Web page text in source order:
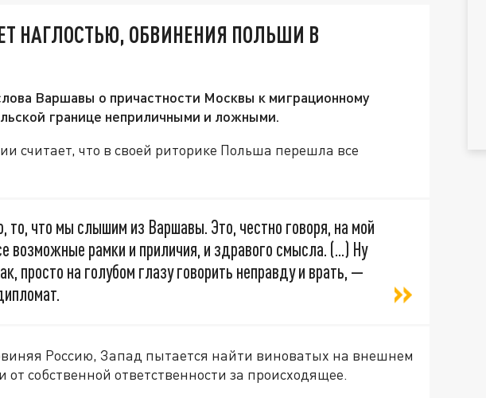
НАГЛОСТЬЮ, ОБВИНЕНИЯ ПОЛЬШИ В
Варшавы о причастности Москвы к миграционному
границе неприличными и ложными.
считает, что в своей риторике Польша перешла все
то, что мы слышим из Варшавы. Это, честно говоря, на мой
возможные рамки и приличия, и здравого смысла. (...) Ну
просто на голубом глазу говорить неправду и врать, —
Россию, Запад пытается найти виноватых на внешнем
от собственной ответственности за происходящее.